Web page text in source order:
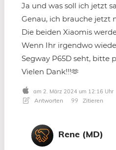
Ja und was soll ich jetzt
Genau, ich brauche jetzt
Die beiden Xiaomis
Wenn Ihr irgendwo
Segway P65D seht, bitte
Vielen Dank!!!🫶
am 2. März 2024 um 12:16 Uhr
Antworten Zitieren
Rene (MD)